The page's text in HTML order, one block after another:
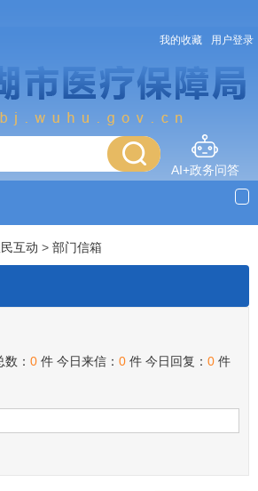
我的收藏 用户登录
AI+政务问答
互动 > 部门信箱
： 0 件 今日来信： 0 件 今日回复： 0 件